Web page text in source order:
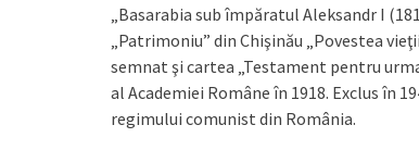
„Basarabia sub împăratul Aleksandr I
„Patrimoniu” din Chişinău „Povestea
semnat şi cartea „Testament pentru
al Academiei Române în 1918. Exclus în
regimului comunist din România.